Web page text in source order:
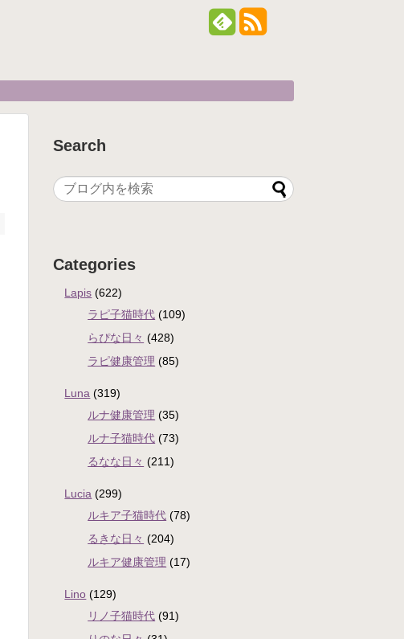
Search
Categories
Lapis (622)
ラピ子猫時代 (109)
らぴな日々 (428)
ラピ健康管理 (85)
Luna (319)
ルナ健康管理 (35)
ルナ子猫時代 (73)
るなな日々 (211)
Lucia (299)
ルキア子猫時代 (78)
るきな日々 (204)
ルキア健康管理 (17)
Lino (129)
リノ子猫時代 (91)